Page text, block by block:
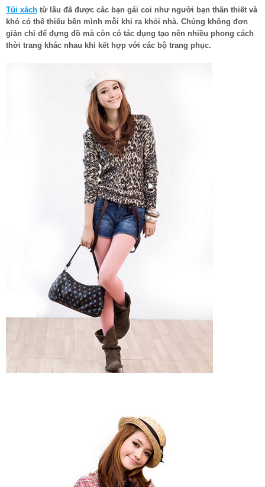
Túi xách từ lâu đã được các bạn gái coi như người bạn thân thiết và
khó có thể thiếu bên mình mỗi khi ra khỏi nhà. Chúng không đơn
giản chỉ để đựng đồ mà còn có tác dụng tạo nên nhiều phong cách
thời trang khác nhau khi kết hợp với các bộ trang phục.